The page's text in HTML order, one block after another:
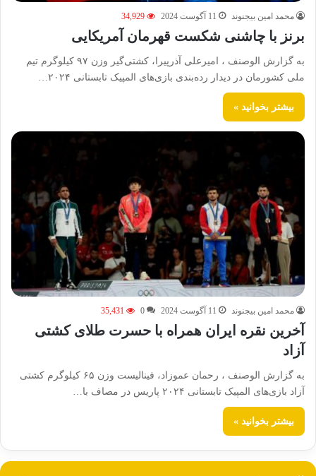
محمد امین بیجنوند 11 آگوست 2024 34,929
برنز با چاشنی شکست قهرمان آمریکایی
به گزارش الوصنف ، امیرعلی آذرپیرا، کشتی‌گیر وزن ۹۷ کیلوگرم تیم
ملی کشورمان در دیدار رده‌بندی بازی‌های المپیک تابستانی ۲۰۲۴…
بیشتر بخوانید »
محمد امین بیجنوند 11 آگوست 2024 0
35,431
آخرین نقره ایران همراه با حسرت طلای کشتی
آزاد
به گزارش الوصنف ، رحمان عموزاد، فینالیست وزن ۶۵ کیلوگرم کشتی
آزاد بازی‌های المپیک تابستانی ۲۰۲۴ پاریس در مصاف با…
بیشتر بخوانید »